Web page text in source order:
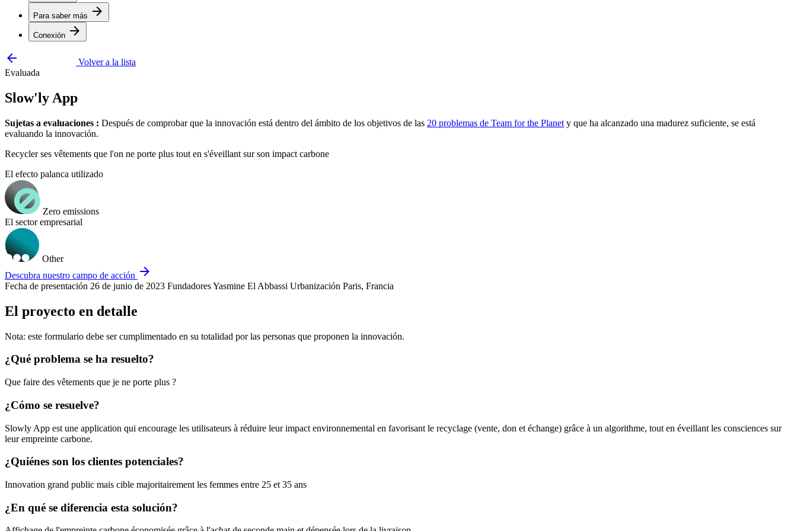
Para saber más arrow_forward
Conexión arrow_forward
arrow_backward
Volver a la lista
Evaluada
Slow'ly App
Sujetas a evaluaciones : Después de comprobar que la innovación está dentro del ámbito de los objetivos de las 20 problemas de Team for the Planet y que ha alcanzado una madurez suficiente, se está
evaluando la innovación.
Recycler ses vêtements que l'on ne porte plus tout en s'éveillant sur son impact carbone
El efecto palanca utilizado
Zero emissions
El sector empresarial
Other
Descubra nuestro campo de acción arrow_forward
Fecha de presentación 26 de junio de 2023 FundadoresYasmine El Abbassi Urbanización Paris, Francia
El proyecto en detalle
Nota: este formulario debe ser cumplimentado en su totalidad por las personas que proponen la innovación.
¿Qué problema se ha resuelto?
Que faire des vêtements que je ne porte plus ?
¿Cómo se resuelve?
Slowly App est une application qui encourage les utilisateurs à réduire leur impact environnemental en favorisant le recyclage (vente, don et échange) grâce à un algorithme, tout en éveillant les consciences sur
leur empreinte carbone.
¿Quiénes son los clientes potenciales?
Innovation grand public mais cible majoritairement les femmes entre 25 et 35 ans
¿En qué se diferencia esta solución?